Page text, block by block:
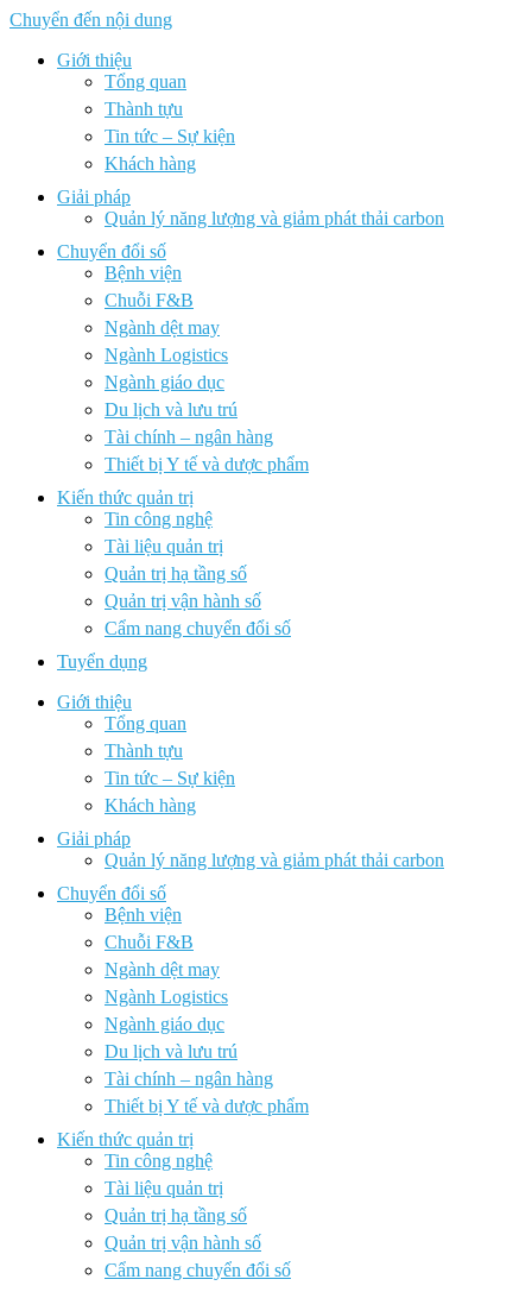
Chuyển đến nội dung
Giới thiệu
Tổng quan
Thành tựu
Tin tức – Sự kiện
Khách hàng
Giải pháp
Quản lý năng lượng và giảm phát thải carbon
Chuyển đổi số
Bệnh viện
Chuỗi F&B
Ngành dệt may
Ngành Logistics
Ngành giáo dục
Du lịch và lưu trú
Tài chính – ngân hàng
Thiết bị Y tế và dược phẩm
Kiến thức quản trị
Tin công nghệ
Tài liệu quản trị
Quản trị hạ tầng số
Quản trị vận hành số
Cẩm nang chuyển đổi số
Tuyển dụng
Giới thiệu
Tổng quan
Thành tựu
Tin tức – Sự kiện
Khách hàng
Giải pháp
Quản lý năng lượng và giảm phát thải carbon
Chuyển đổi số
Bệnh viện
Chuỗi F&B
Ngành dệt may
Ngành Logistics
Ngành giáo dục
Du lịch và lưu trú
Tài chính – ngân hàng
Thiết bị Y tế và dược phẩm
Kiến thức quản trị
Tin công nghệ
Tài liệu quản trị
Quản trị hạ tầng số
Quản trị vận hành số
Cẩm nang chuyển đổi số